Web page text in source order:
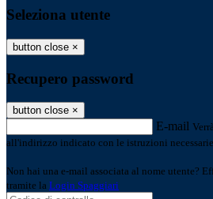
Seleziona utente
button close ×
Recupero password
button close ×
E-mail
all'indirizzo indicato con le istruzioni
Non hai una e-mail associata al nome utente?
tramite la Login Spaggiari